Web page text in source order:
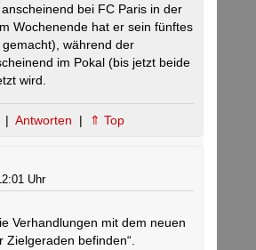
bei FC Paris in der
Wochenende hat er sein fünftes
während der
im Pokal (bis jetzt beide
wird.
| Antworten | ⇑ Top
Uhr
Verhandlungen mit dem neuen
Zielgeraden befinden“.